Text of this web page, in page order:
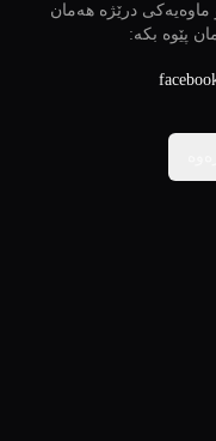
ماوەیەکی درێژە هەمان
پێوە بکە: